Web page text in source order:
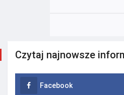
Czytaj najnowsze
Facebook